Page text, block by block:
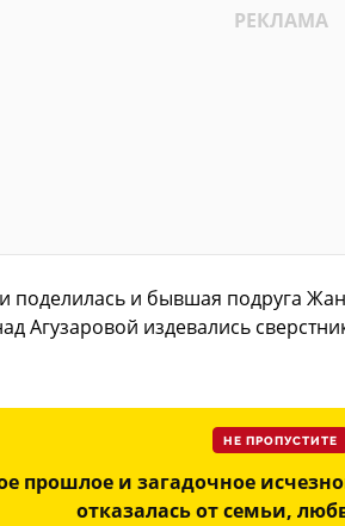
поделилась и бывшая подруга
Агузаровой издевались
НЕ ПРОПУСТИТЕ
прошлое и загадочное
отказалась от семьи,